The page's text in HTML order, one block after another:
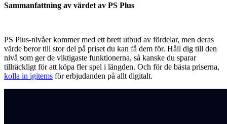
Sammanfattning av värdet av PS Plus
PS Plus-nivåer kommer med ett brett utbud av fördelar, men deras
värde beror till stor del på priset du kan få dem för. Håll dig till den
nivå som ger de viktigaste funktionerna, så kanske du sparar
tillräckligt för att köpa fler spel i längden. Och för de bästa priserna,
kolla in igitems för erbjudanden på allt digitalt.